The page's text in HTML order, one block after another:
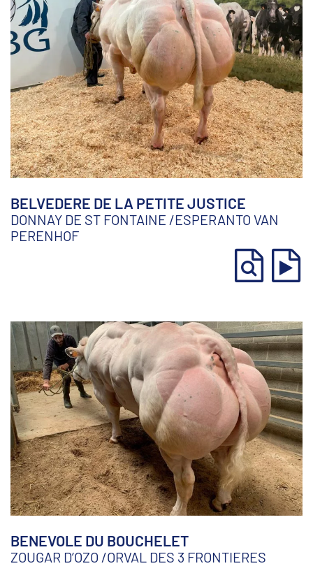
BELVEDERE DE LA PETITE JUSTICE
DONNAY DE ST FONTAINE /ESPERANTO VAN
PERENHOF
BENEVOLE DU BOUCHELET
ZOUGAR D’OZO /ORVAL DES 3 FRONTIERES